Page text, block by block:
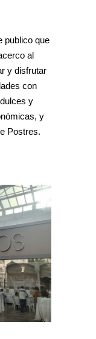
publico que
al
y disfrutar
con
y
y
Postres.